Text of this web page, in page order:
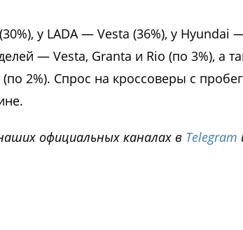
у LADA — Vesta (36%), у
— Vesta, Granta и Rio (по 3%), а
2%). Спрос на кроссоверы с
официальных каналах в Telegram